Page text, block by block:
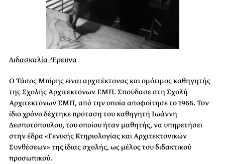
Διδασκαλία -Έρευνα
Ο Τάσος Μπίρης είναι αρχιτέκτονας και ομότιμος καθηγητής
της Σχολής Αρχιτεκτόνων ΕΜΠ. Σπούδασε στη Σχολή
Αρχιτεκτόνων ΕΜΠ, από την οποία αποφοίτησε το 1966. Τον
ίδιο χρόνο δέχτηκε πρόταση του καθηγητή Ιωάννη
Δεσποτόπουλου, του οποίου ήταν μαθητής, να υπηρετήσει
στην έδρα «Γενικής Κτηριολογίας και Αρχιτεκτονικών
Συνθέσεων» της ίδιας σχολής, ως μέλος του διδακτικού
προσωπικού.